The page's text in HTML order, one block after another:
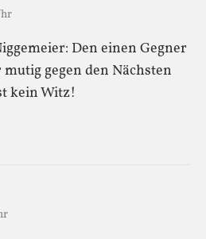
Den einen Gegner
gegen den Nächsten
kein Witz!